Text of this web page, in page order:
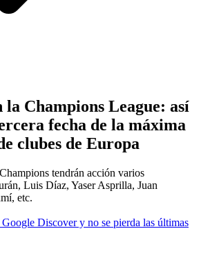
la Champions League: así
fecha de la máxima
clubes de Europa
tendrán acción varios
Luis Díaz, Yaser Asprilla, Juan
etc.
Discover y no se pierda las últimas